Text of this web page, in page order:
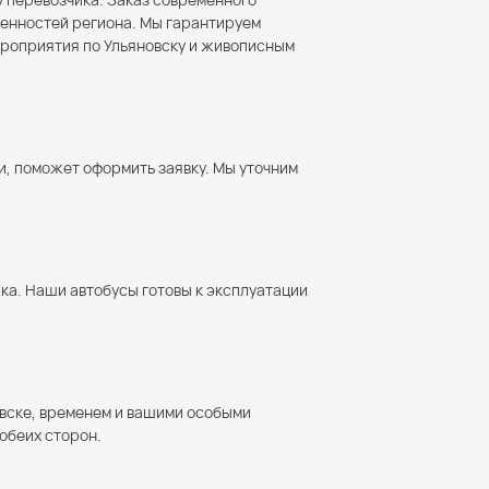
региона. Мы гарантируем
по Ульяновску и живописным
поможет оформить заявку. Мы уточним
Наши автобусы готовы к эксплуатации
временем и вашими особыми
сторон.